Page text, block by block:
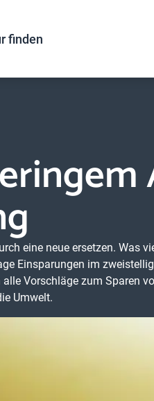
finden
eine neue ersetzen. Was
Einsparungen im
Vorschläge zum Sparen
Umwelt.